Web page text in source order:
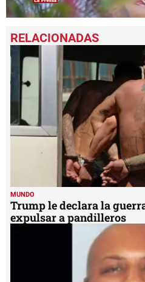
seconds
of
minute,
13
seconds
MUNDO
Trump le declara la
expulsar a pandilleros